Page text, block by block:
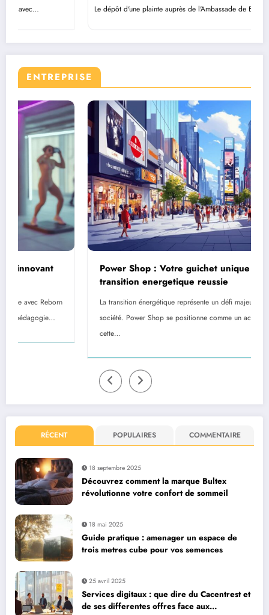
Le dépôt d'une plainte auprès de l'Ambassade de Biélorussie en…
ENTREPRISE
Power Shop : Votre guichet unique pour une
transition energetique reussie
La transition énergétique représente un défi majeur pour notre
société. Power Shop se positionne comme un acteur central dans
RÉCENT POPULAIRES COMMENTAIRE
18 septembre 2025
Découvrez comment la marque Bultex
révolutionne votre confort de sommeil
18 mai 2025
Guide pratique : amenager un espace de
trois metres cube pour vos semences
25 avril 2025
Services digitaux : que dire du Cacentrest et
de ses differentes offres face aux